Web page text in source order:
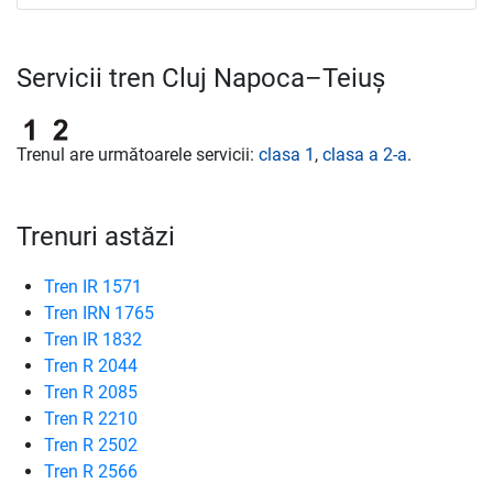
Servicii tren Cluj Napoca–Teiuș
Trenul are următoarele servicii: clasa 1 , clasa a 2-a.
Trenuri astăzi
Tren IR 1571
Tren IRN 1765
Tren IR 1832
Tren R 2044
Tren R 2085
Tren R 2210
Tren R 2502
Tren R 2566